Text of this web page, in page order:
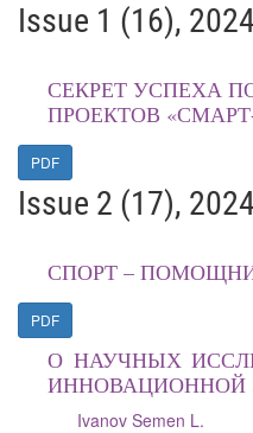
Issue 1 (16), 2024
СЕКРЕТ УСПЕХА
ПРОЕКТОВ
PDF
Issue 2 (17), 2024
СПОРТ –
PDF
О НАУЧНЫХ
Ivanov Semen L.